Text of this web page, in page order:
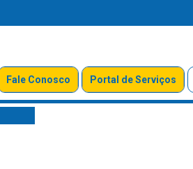
Fale Conosco Portal de Serviços